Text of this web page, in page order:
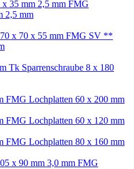
FMG
2,5 mm
FMG SV **
Tk Sparrenschraube 8 x 180
FMG Lochplatten 60 x 200 mm
FMG Lochplatten 60 x 120 mm
FMG Lochplatten 80 x 160 mm
FMG